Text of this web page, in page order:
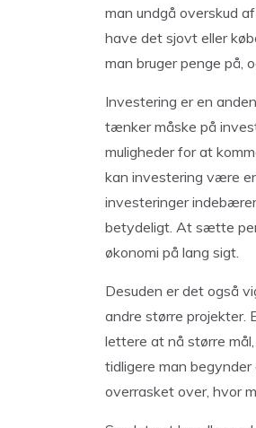
man undgå overskud
have det sjovt eller
man bruger penge på,
Investering er en
tænker måske på
muligheder for at
kan investering være
investeringer
betydeligt. At sætte
økonomi på lang sigt.
Desuden er det også
andre større projekter.
lettere at nå større
tidligere man
overrasket over, hvor